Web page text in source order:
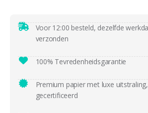
Voor 12:00 besteld, dezelfde
verzonden
100% Tevredenheidsgarantie
Premium papier met luxe uitstraling,
gecertificeerd